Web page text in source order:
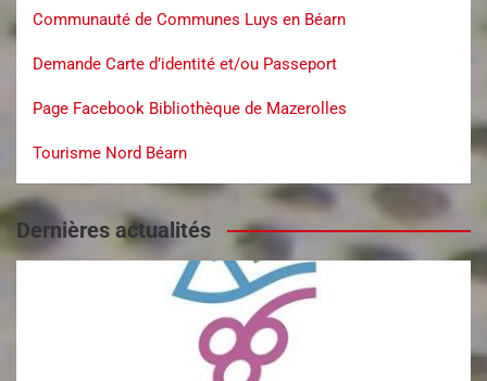
Communauté de Communes Luys en Béarn
Demande Carte d’identité et/ou Passeport
Page Facebook Bibliothèque de Mazerolles
Tourisme Nord Béarn
Dernières actualités